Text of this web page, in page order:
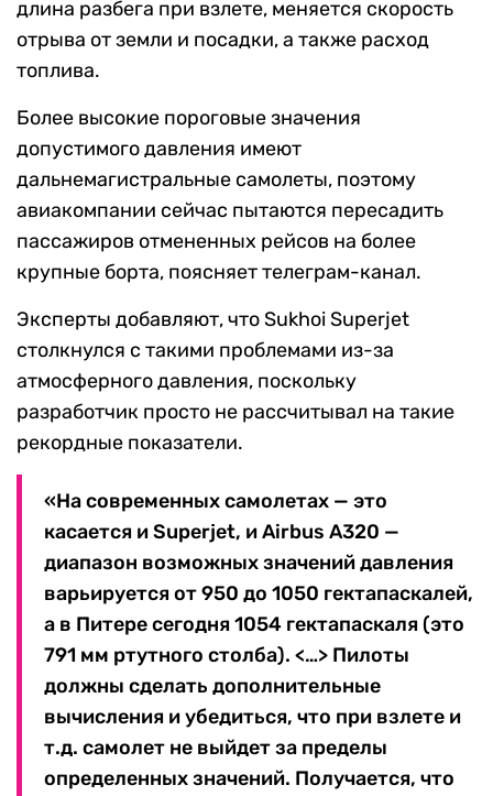
длина разбега при взлете, меняется скорость
отрыва от земли и посадки, а также расход
топлива.
Более высокие пороговые значения
допустимого давления имеют
дальнемагистральные самолеты, поэтому
авиакомпании сейчас пытаются пересадить
пассажиров отмененных рейсов на более
крупные борта, поясняет телеграм-канал.
Эксперты добавляют, что Sukhoi Superjet
столкнулся с такими проблемами из-за
атмосферного давления, поскольку
разработчик просто не рассчитывал на такие
рекордные показатели.
«На современных самолетах — это
касается и Superjet, и Airbus A320 —
диапазон возможных значений давления
варьируется от 950 до 1050 гектапаскалей,
а в Питере сегодня 1054 гектапаскаля (это
791 мм ртутного столба). <…> Пилоты
должны сделать дополнительные
вычисления и убедиться, что при взлете и
т.д. самолет не выйдет за пределы
определенных значений. Получается, что